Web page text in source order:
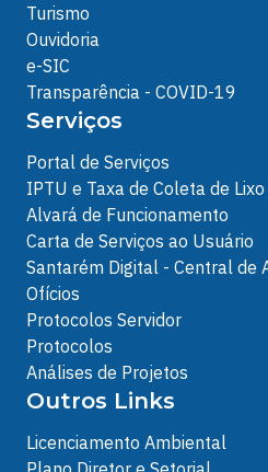
Turismo
Ouvidoria
e-SIC
Transparência - COVID-19
Serviços
Portal de Serviços
IPTU e Taxa de Coleta de Lixo
Alvará de Funcionamento
Carta de Serviços ao Usuário
Santarém Digital - Central de
Ofícios
Protocolos Servidor
Protocolos
Análises de Projetos
Outros Links
Licenciamento Ambiental